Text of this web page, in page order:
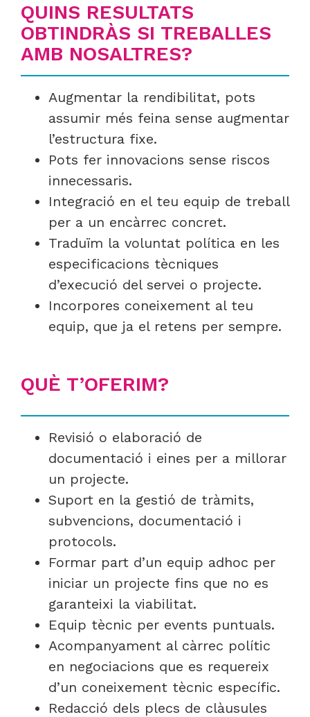
QUINS RESULTATS
OBTINDRÀS SI TREBALLES
AMB NOSALTRES?
Augmentar la rendibilitat, pots
assumir més feina sense augmentar
l’estructura fixe.
Pots fer innovacions sense riscos
innecessaris.
Integració en el teu equip de treball
per a un encàrrec concret.
Traduïm la voluntat política en les
especificacions tècniques
d’execució del servei o projecte.
Incorpores coneixement al teu
equip, que ja el retens per sempre.
QUÈ T’OFERIM?
Revisió o elaboració de
documentació i eines per a millorar
un projecte.
Suport en la gestió de tràmits,
subvencions, documentació i
protocols.
Formar part d’un equip adhoc per
iniciar un projecte fins que no es
garanteixi la viabilitat.
Equip tècnic per events puntuals.
Acompanyament al càrrec polític
en negociacions que es requereix
d’un coneixement tècnic específic.
Redacció dels plecs de clàusules